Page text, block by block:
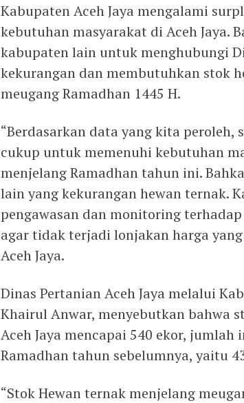
Kabupaten Aceh Jaya mengalami
kebutuhan masyarakat di Aceh Jaya.
kabupaten lain untuk menghubungi
kekurangan dan membutuhkan stok
meugang Ramadhan 1445 H.
“Berdasarkan data yang kita peroleh,
cukup untuk memenuhi kebutuhan
menjelang Ramadhan tahun ini.
lain yang kekurangan hewan ternak.
pengawasan dan monitoring
agar tidak terjadi lonjakan harga
Aceh Jaya.
Dinas Pertanian Aceh Jaya melalui
Khairul Anwar, menyebutkan bahwa
Aceh Jaya mencapai 540 ekor,
Ramadhan tahun sebelumnya, yaitu
“Stok Hewan ternak menjelang